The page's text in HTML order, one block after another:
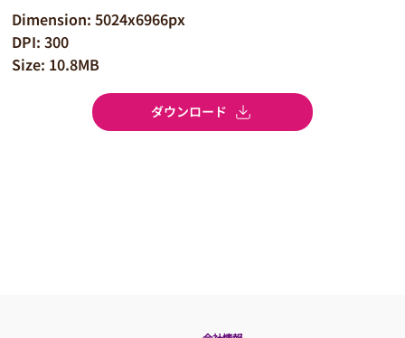
Dimension: 5024x6966px
DPI: 300
Size: 10.8MB
ダウンロード